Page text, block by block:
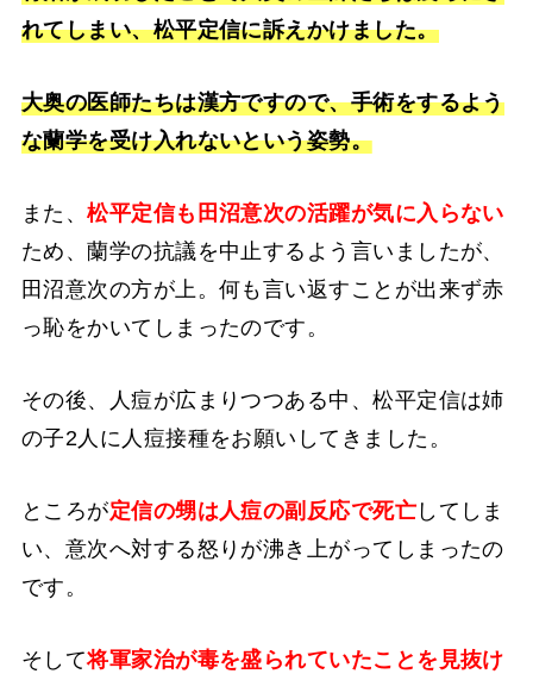
れてしまい、松平定信に訴えかけました。
大奥の医師たちは漢方ですので、手術をするよう
な蘭学を受け入れないという姿勢。
また、松平定信も田沼意次の活躍が気に入らない
ため、蘭学の抗議を中止するよう言いましたが、
田沼意次の方が上。何も言い返すことが出来ず赤
っ恥をかいてしまったのです。
その後、人痘が広まりつつある中、松平定信は姉
の子2人に人痘接種をお願いしてきました。
ところが定信の甥は人痘の副反応で死亡 してしま
い、意次へ対する怒りが沸き上がってしまったの
です。
そして将軍家治が毒を盛られていたことを見抜け